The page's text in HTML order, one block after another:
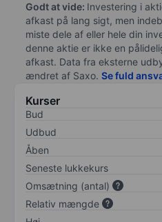
Godt at vide: Investering i
afkast på lang sigt, men
miste dele af eller hele din
denne aktie er ikke en
afkast. Data fra eksterne
ændret af Saxo. Se fuld
Kurser
Bud
Udbud
Åben
Seneste lukkekurs
Omsætning (antal)
Relativ mængde